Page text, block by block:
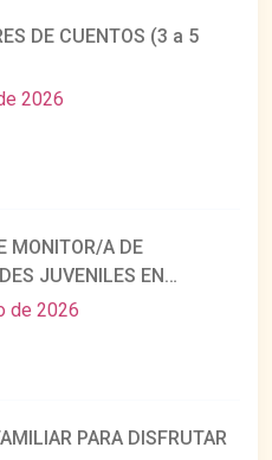
DE CUENTOS (3 a 5
2026
MONITOR/A DE
JUVENILES EN
de 2026
PARA DISFRUTAR